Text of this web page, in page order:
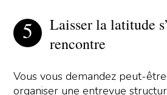
Laisser la latitude
rencontre
Vous vous demandez peut-être
organiser une entrevue